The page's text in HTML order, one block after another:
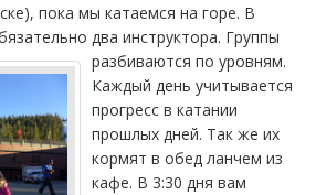
пока мы катаемся на горе. В
два инструктора. Группы
разбиваются по уровням.
Каждый день учитывается
прогресс в катании
прошлых дней. Так же их
кормят в обед ланчем из
кафе. В 3:30 дня вам